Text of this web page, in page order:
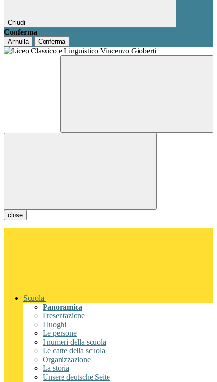
Chiudi
Conferma
Annulla Conferma
close
Scuola
Panoramica
Presentazione
I luoghi
Le persone
I numeri della scuola
Le carte della scuola
Organizzazione
La storia
Unsere deutsche Seite